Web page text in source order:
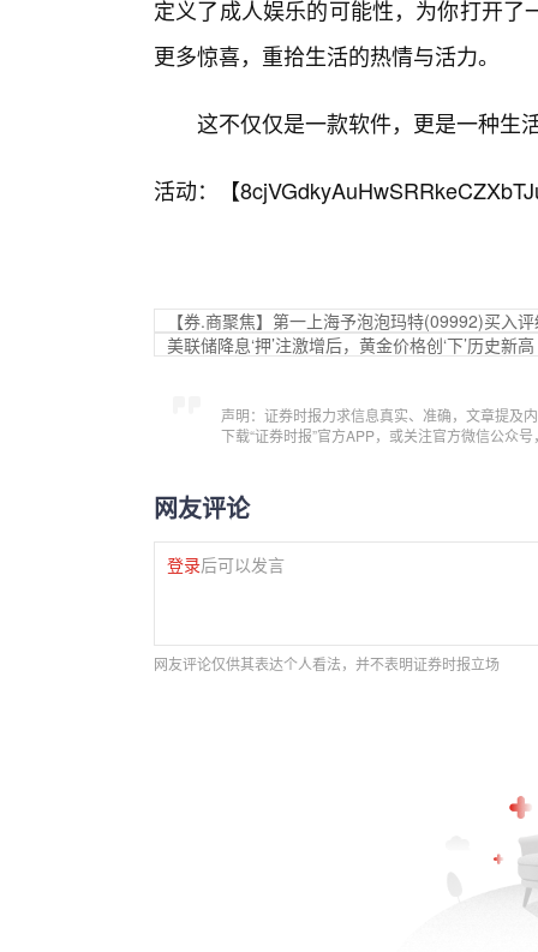
定义了成人娱乐的可能性，为你打开
更多惊喜，重拾生活的热情与活力。
这不仅仅是一款软件，更是一种生
活动：【
【券.商聚焦】第一上海予泡泡玛特(09992)买入
美联储降息‘押’注激增后，黄金价格创‘下’历史新高
声明：证券时报力求信息真实、准确，文章提及
下载“证券时报”官方APP，或关注官方微信公众
网友评论
登录后可以发言
网友评论仅供其表达个人看法，并不表明证券时报立场